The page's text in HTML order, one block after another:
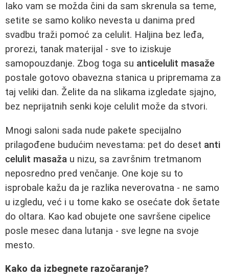
Iako vam se možda čini da sam skrenula sa teme,
setite se samo koliko nevesta u danima pred
svadbu traži pomoć za celulit. Haljina bez leđa,
prorezi, tanak materijal - sve to iziskuje
samopouzdanje. Zbog toga su anticelulit masaže
postale gotovo obavezna stanica u pripremama za
taj veliki dan. Želite da na slikama izgledate sjajno,
bez neprijatnih senki koje celulit može da stvori.
Mnogi saloni sada nude pakete specijalno
prilagođene budućim nevestama: pet do deset anti
celulit masaža u nizu, sa završnim tretmanom
neposredno pred venčanje. One koje su to
isprobale kažu da je razlika neverovatna - ne samo
u izgledu, već i u tome kako se osećate dok šetate
do oltara. Kao kad obujete one savršene cipelice
posle mesec dana lutanja - sve legne na svoje
mesto.
Kako da izbegnete razočaranje?